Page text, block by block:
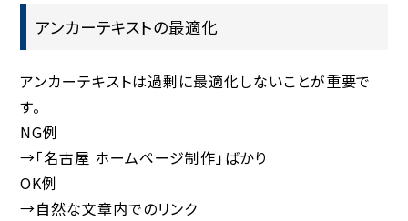
アンカーテキストの最適化
アンカーテキストは過剰に最適化しないことが重要で
す。
NG例
→「名古屋 ホームページ制作」ばかり
OK例
→自然な文章内でのリンク